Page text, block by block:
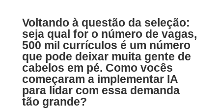
Voltando à questão da seleção:
seja qual for o número de vagas,
500 mil currículos é um número
que pode deixar muita gente de
cabelos em pé. Como vocês
começaram a implementar IA
para lidar com essa demanda
tão grande?